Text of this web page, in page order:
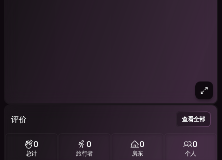
评价 查看全部
0
总计
0
旅行者
0
房东
0
个人